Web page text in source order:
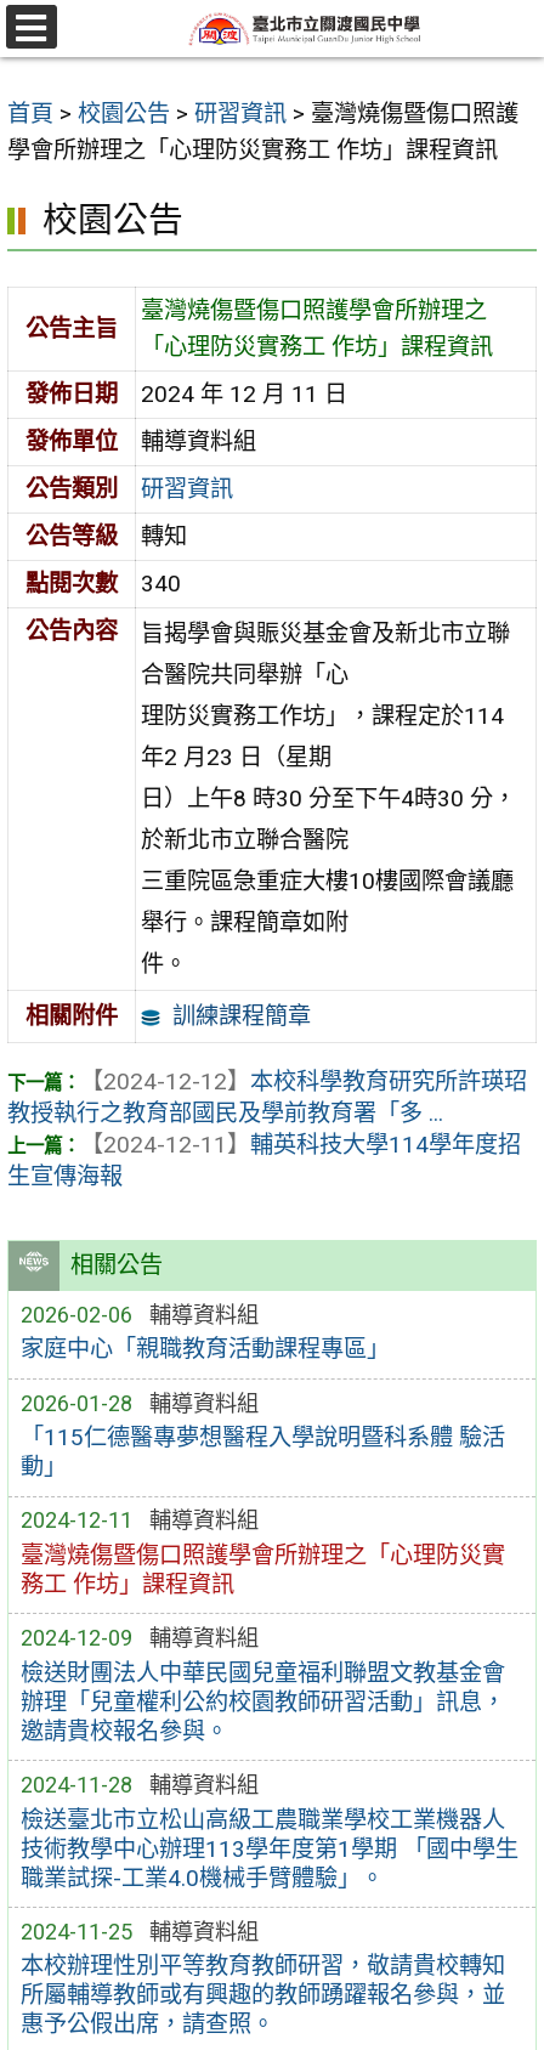
跳
至
要
內
區
選
單
首頁 > 校園公告 > 研習資訊 > 臺灣燒傷暨傷口照護
學會所辦理之「心理防災實務工 作坊」課程資訊
相關公告
2026-02-06 輔導資料組
家庭中心「親職教育活動課程專區」
2026-01-28 輔導資料組
「115仁德醫專夢想醫程入學說明暨科系體 驗活
動」
2024-12-11 輔導資料組
臺灣燒傷暨傷口照護學會所辦理之「心理防災實
務工 作坊」課程資訊
2024-12-09 輔導資料組
檢送財團法人中華民國兒童福利聯盟文教基金會
辦理「兒童權利公約校園教師研習活動」訊息，
邀請貴校報名參與。
2024-11-28 輔導資料組
檢送臺北市立松山高級工農職業學校工業機器人
技術教學中心辦理113學年度第1學期 「國中學生
職業試探-工業4.0機械手臂體驗」。
2024-11-25 輔導資料組
本校辦理性別平等教育教師研習，敬請貴校轉知
所屬輔導教師或有興趣的教師踴躍報名參與，並
惠予公假出席，請查照。
校園公告
公告主旨
臺灣燒傷暨傷口照護學會所辦理之
「心理防災實務工 作坊」課程資訊
發佈日期
2024 年 12 月 11 日
發佈單位
輔導資料組
公告類別
研習資訊
公告等級
轉知
點閱次數
340
公告內容
旨揭學會與賑災基金會及新北市立聯
合醫院共同舉辦「心
理防災實務工作坊」，課程定於114
年2 月23 日（星期
日）上午8 時30 分至下午4時30 分，
於新北市立聯合醫院
三重院區急重症大樓10樓國際會議廳
舉行。課程簡章如附
件。
相關附件
訓練課程簡章
【2024-12-12】 本校科學教育研究所許瑛玿
教授執行之教育部國民及學前教育署「多 ...
【2024-12-11】 輔英科技大學114學年度招
生宣傳海報